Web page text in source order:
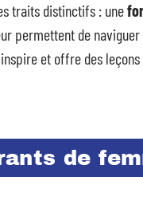
traits distinctifs : une
permettent de
et offre des
de